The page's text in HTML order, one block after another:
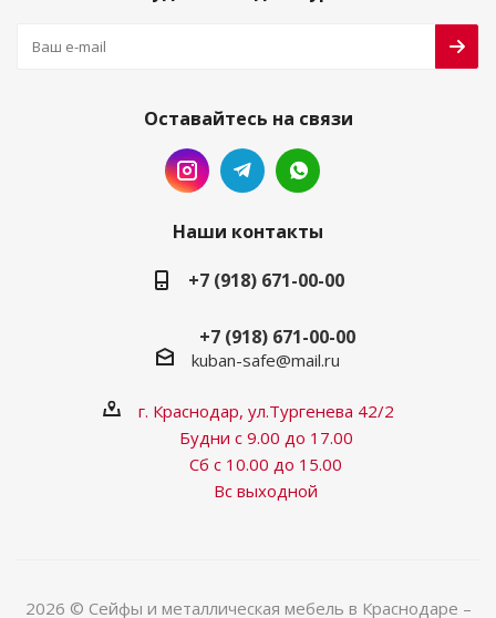
Оставайтесь на связи
Наши контакты
+7 (918) 671-00-00
+7 (918) 671-00-00
kuban-safe@mail.ru
г. Краснодар, ул.Тургенева 42/2
Будни с 9.00 до 17.00
Сб с 10.00 до 15.00
Вс выходной
2026 © Сейфы и металлическая мебель в Краснодаре –